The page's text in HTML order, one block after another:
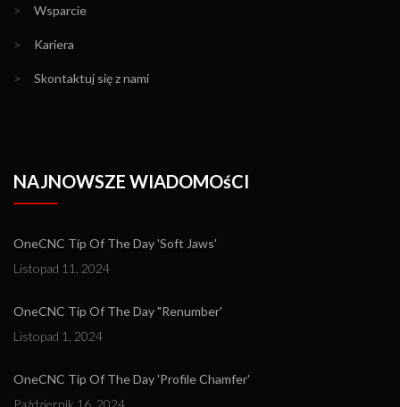
> Wsparcie
> Kariera
> Skontaktuj się z nami
NAJNOWSZE WIADOMOśCI
OneCNC Tip Of The Day 'Soft Jaws'
Listopad 11, 2024
OneCNC Tip Of The Day "Renumber'
Listopad 1, 2024
OneCNC Tip Of The Day 'Profile Chamfer'